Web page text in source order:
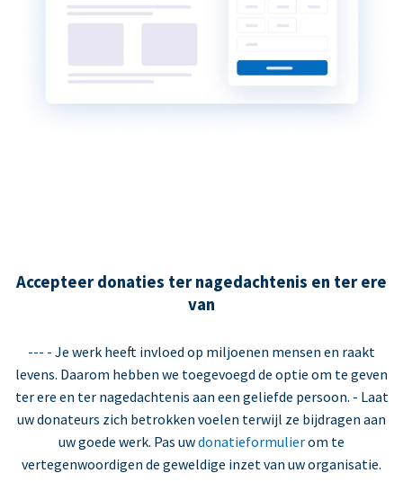
Accepteer donaties ter nagedachtenis en ter ere
van
--- - Je werk heeft invloed op miljoenen mensen en raakt
levens. Daarom hebben we toegevoegd de optie om te geven
ter ere en ter nagedachtenis aan een geliefde persoon. - Laat
uw donateurs zich betrokken voelen terwijl ze bijdragen aan
uw goede werk. Pas uwdonatieformulierom te
vertegenwoordigen de geweldige inzet van uw organisatie.